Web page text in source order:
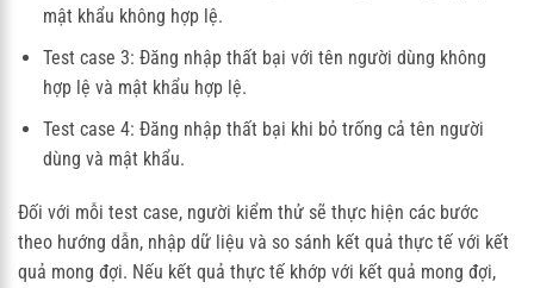
mật khẩu không hợp lệ.
Test case 3: Đăng nhập thất bại với tên người dùng không
hợp lệ và mật khẩu hợp lệ.
Test case 4: Đăng nhập thất bại khi bỏ trống cả tên người
dùng và mật khẩu.
Đối với mỗi test case, người kiểm thử sẽ thực hiện các bước
theo hướng dẫn, nhập dữ liệu và so sánh kết quả thực tế với kết
quả mong đợi. Nếu kết quả thực tế khớp với kết quả mong đợi,